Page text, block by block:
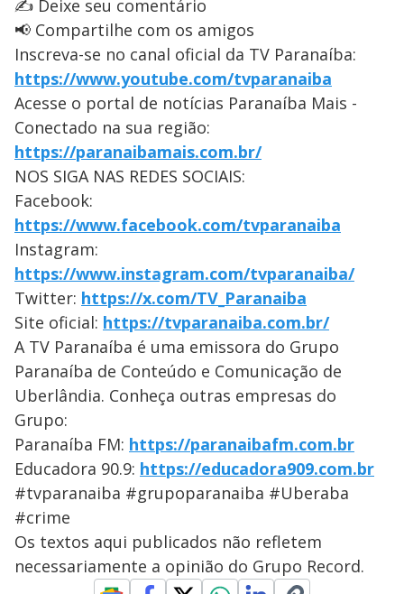
✍️ Deixe seu comentário
📢 Compartilhe com os amigos
Inscreva-se no canal oficial da TV Paranaíba:
https://www.youtube.com/tvparanaiba
Acesse o portal de notícias Paranaíba Mais -
Conectado na sua região:
https://paranaibamais.com.br/
NOS SIGA NAS REDES SOCIAIS:
Facebook:
https://www.facebook.com/tvparanaiba
Instagram:
https://www.instagram.com/tvparanaiba/
Twitter: https://x.com/TV_Paranaiba
Site oficial: https://tvparanaiba.com.br/
A TV Paranaíba é uma emissora do Grupo
Paranaíba de Conteúdo e Comunicação de
Uberlândia. Conheça outras empresas do
Grupo:
Paranaíba FM: https://paranaibafm.com.br
Educadora 90.9: https://educadora909.com.br
#tvparanaiba #grupoparanaiba #Uberaba
#crime
Os textos aqui publicados não refletem
necessariamente a opinião do Grupo Record.